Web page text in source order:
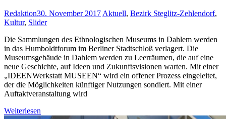
Redaktion30. November 2017 Aktuell, Bezirk Steglitz-Zehlendorf,
Kultur, Slider
Die Sammlungen des Ethnologischen Museums in Dahlem werden
in das Humboldtforum im Berliner Stadtschloß verlagert. Die
Museumsgebäude in Dahlem werden zu Leerräumen, die auf eine
neue Geschichte, auf Ideen und Zukunftsvisionen warten. Mit einer
„IDEENWerkstatt MUSEEN“ wird ein offener Prozess eingeleitet,
der die Möglichkeiten künftiger Nutzungen sondiert. Mit einer
Auftaktveranstaltung wird
Weiterlesen